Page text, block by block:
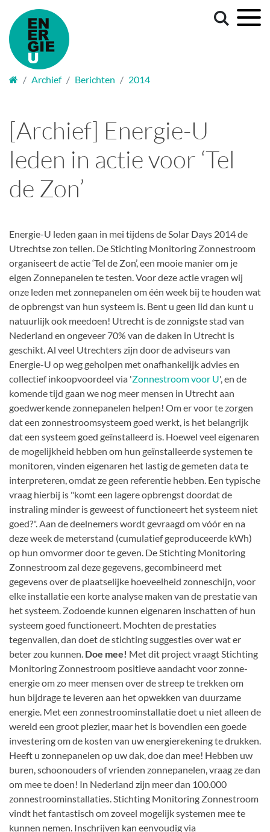
Welkom
Archief Berichten 2014
[Archief] Energie-U
leden in actie voor ‘Tel
de Zon’
Energie-U leden gaan in mei tijdens de Solar Days 2014 de
Utrechtse zon tellen. De Stichting Monitoring Zonnestroom
organiseert de actie ‘Tel de Zon’, een mooie manier om je
eigen Zonnepanelen te testen. Voor deze actie vragen wij
onze leden met zonnepanelen om één week bij te houden wat
de opbrengst van hun systeem is. Bent u geen lid dan kunt u
natuurlijk ook meedoen! Utrecht is de zonnigste stad van
Nederland en ongeveer 70% van de daken in Utrecht is
geschikt. Al veel Utrechters zijn door de adviseurs van
Energie-U op weg geholpen met onafhankelijk advies en
collectief inkoopvoordeel via 'Zonnestroom voor U', en de
komende tijd gaan we nog meer mensen in Utrecht aan
goedwerkende zonnepanelen helpen! Om er voor te zorgen
dat een zonnestroomsysteem goed werkt, is het belangrijk
dat een systeem goed geïnstalleerd is. Hoewel veel eigenaren
de mogelijkheid hebben om hun geïnstalleerde systemen te
monitoren, vinden eigenaren het lastig de gemeten data te
interpreteren, omdat ze geen referentie hebben. Een typische
vraag hierbij is "komt een lagere opbrengst doordat de
instraling minder is geweest of functioneert het systeem niet
goed?". Aan de deelnemers wordt gevraagd om vóór en na
deze week de meterstand (cumulatief geproduceerde kWh)
op hun omvormer door te geven. De Stichting Monitoring
Zonnestroom zal deze gegevens, gecombineerd met
gegevens over de plaatselijke hoeveelheid zonneschijn, voor
elke installatie een korte analyse maken van de prestatie van
het systeem. Zodoende kunnen eigenaren inschatten of hun
systeem goed functioneert. Mochten de prestaties
tegenvallen, dan doet de stichting suggesties over wat er
beter zou kunnen. Doe mee! Met dit project vraagt Stichting
Monitoring Zonnestroom positieve aandacht voor zonne-
energie om zo meer mensen over de streep te trekken om
hun bijdrage te leveren aan het opwekken van duurzame
energie. Met een zonnestroominstallatie doet u niet alleen de
wereld een groot plezier, maar het is bovendien een goede
investering om de kosten van uw energierekening te drukken.
Heeft u zonnepanelen op uw dak, doe dan mee! Hebben uw
buren, schoonouders of vrienden zonnepanelen, vraag ze dan
om mee te doen! In Nederland zijn meer dan 100.000
zonnestroominstallaties. Stichting Monitoring Zonnestroom
vindt het fantastisch om zoveel mogelijk systemen mee te
kunnen nemen. Inschrijven kan eenvoudig via